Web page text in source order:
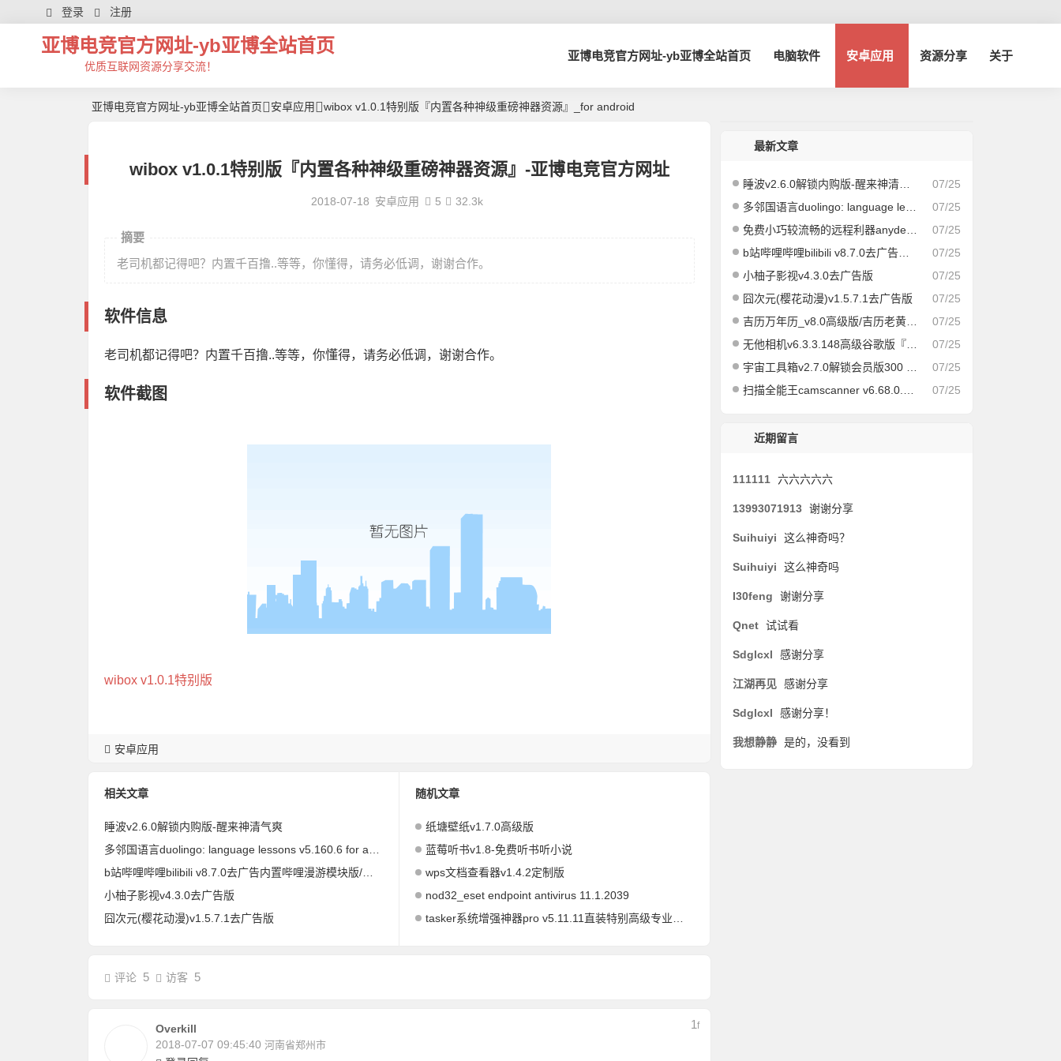
登录 注册
亚博电竞官方网址-yb亚博全站首页
优质互联网资源分享交流！
亚博电竞官方网址-yb亚博全站首页 电脑软件 安卓应用 资源分享 关于
亚博电竞官方网址-yb亚博全站首页 安卓应用 wibox v1.0.1特别版『内置各种神级重磅神器资源』_for android
wibox v1.0.1特别版『内置各种神级重磅神器资源』-亚博电竞官方网址
2018-07-18 安卓应用 5 32.3k
摘要
老司机都记得吧？内置千百撸..等等，你懂得，请务必低调，谢谢合作。
软件信息
老司机都记得吧？内置千百撸..等等，你懂得，请务必低调，谢谢合作。
软件截图
wibox v1.0.1特别版
安卓应用
相关文章
睡波v2.6.0解锁内购版-醒来神清气爽
多邻国语言duolingo: language lessons v5.160.6 for android解锁付费版
b站哔哩哔哩bilibili v8.7.0去广告内置哔哩漫游模块版/解锁实用功能
小柚子影视v4.3.0去广告版
囧次元(樱花动漫)v1.5.7.1去广告版
随机文章
纸塘壁纸v1.7.0高级版
蓝莓听书v1.8-免费听书听小说
wps文档查看器v1.4.2定制版
nod32_eset endpoint antivirus 11.1.2039
tasker系统增强神器pro v5.11.11直装特别高级专业中文版
评论 5 访客 5
Overkill
2018-07-07 09:45:40 河南省郑州市
1 F
最新文章
07/25
睡波v2.6.0解锁内购版-醒来神清气爽
07/25
多邻国语言duolingo: language lessons v5.160.6 for android解锁付费版
07/25
免费小巧较流畅的远程利器anydesk v8.0.12
07/25
b站哔哩哔哩bilibili v8.7.0去广告内置哔哩漫游模块版/解锁实用功能
07/25
小柚子影视v4.3.0去广告版
07/25
囧次元(樱花动漫)v1.5.7.1去广告版
07/25
吉历万年历_v8.0高级版/吉历老黄历吉日择日宜忌
07/25
无他相机v6.3.3.148高级谷歌版『好多妹子都在用』
07/25
宇宙工具箱v2.7.0解锁会员版300 实用功能
07/25
扫描全能王camscanner v6.68.0.2407180000 for android解锁收费版
近期留言
111111 六六六六六
13993071913 谢谢分享
Suihuiyi 这么神奇吗？
Suihuiyi 这么神奇吗
I30feng 谢谢分享
Qnet 试试看
Sdglcxl 感谢分享
江湖再见 感谢分享
Sdglcxl 感谢分享！
我想静静 是的，没看到